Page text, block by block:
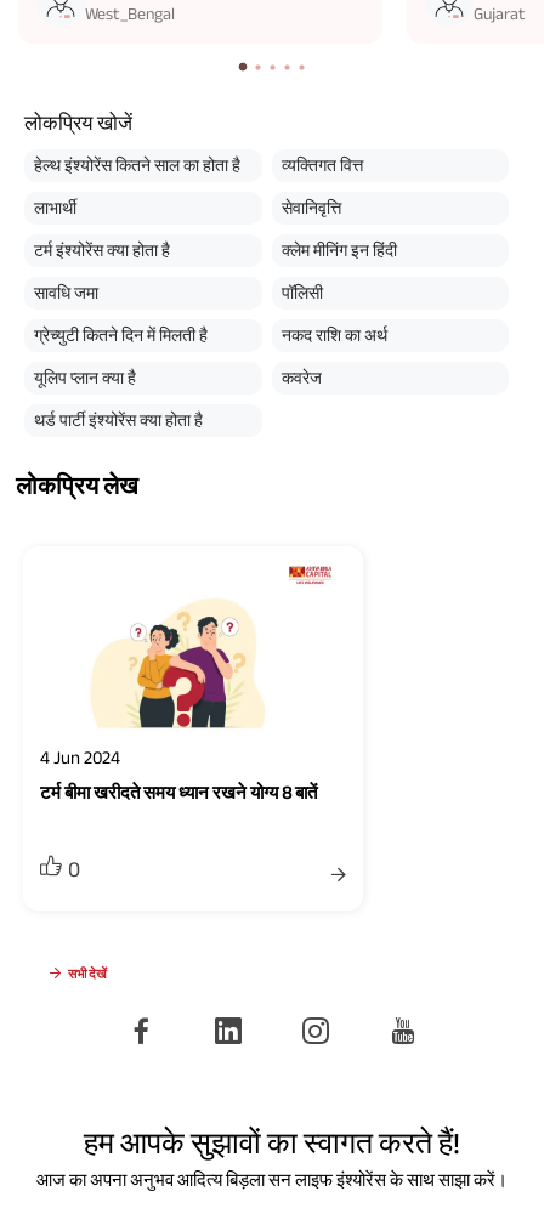
West_Bengal
Gujarat
लोकप्रिय खोजें
हेल्थ इंश्योरेंस कितने साल का होता है व्यक्तिगत वित्त
लाभार्थी सेवानिवृत्ति
टर्म इंश्योरेंस क्या होता है क्लेम मीनिंग इन हिंदी
सावधि जमा पॉलिसी
ग्रेच्युटी कितने दिन में मिलती है नकद राशि का अर्थ
यूलिप प्लान क्या है कवरेज
थर्ड पार्टी इंश्योरेंस क्या होता है
लोकप्रिय लेख
4 Jun 2024
टर्म बीमा खरीदते समय ध्यान रखने योग्य 8 बातें
0
सभी देखें
हम आपके सुझावों का स्वागत करते हैं!
आज का अपना अनुभव आदित्य बिड़ला सन लाइफ इंश्योरेंस के साथ साझा करें।